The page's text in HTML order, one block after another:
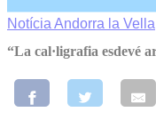
Notícia Andorra la Vella
“La cal·ligrafia esdevé